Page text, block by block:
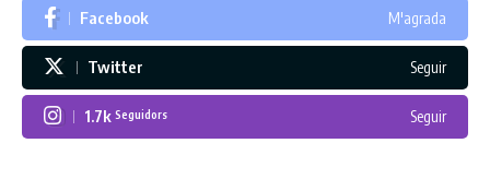
Facebook M'agrada
Twitter Seguir
1.7k Seguidors Seguir